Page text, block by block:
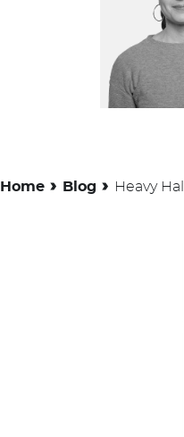
Home › Blog › Heavy